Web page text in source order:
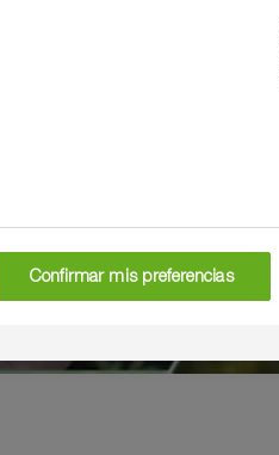
Confirmar mis preferencias